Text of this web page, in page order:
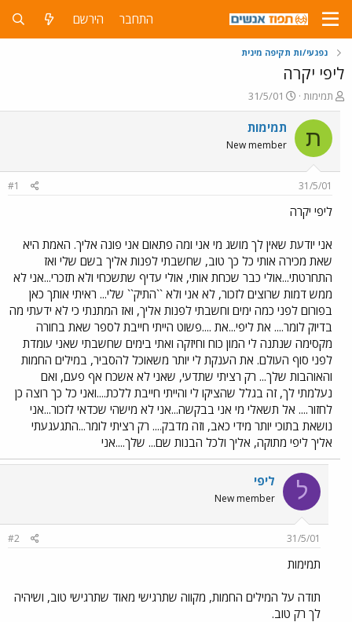
התחבר הירשם
נפגעי/ות תקיפה מינית
ליפי יקרה
פ
ו
ת
ח
ה
ש
א
תמימות
פ
ו
ר
ם
31/5/01
ת תמימות
New member
31/5/01
#1
ליפי יקרה
אני יודעת שאין לך מושג מי אני ומה פתאום אני פונה אליך. האמת היא
שאת מכירה אותי כל כך טוב, שחשבתי לפנות אליך בשם שלי ואז
התחרטתי...אולי כבר שכחת אותי, אולי עדיף שתשכחי ולא תזכרי...אני לא
ממש דמות שרוצים לזכור, לא אני ולא ``התיק`` שלי... ראיתי אותך כאן
בפורום לפני כמה ימים וחשבתי לפנות אליך, ואז המתנתי כי לא ידעתי מה
בדיוק לומר.... את ליפי...את ....פשוט הייתי חייבת לספר שאת בחורה
מקסימה שנתנה לי המון כוח וחיזקה ואתי בימים שחשבתי שאני עומדת
לפני סוף העולם. את הענקת לי יותר משאוכל להסביר, במילים החמות
והאוהבות שלך... רק רציתי שתדעי, שאני לא אשכח אף פעם, ואם
נעלמתי לך, זה בגלל שהציקו לי והייתי חייבת ללכת....ואני כל כך רוצה כן
לחזור.... אל תשאלי מי אני בבקשה...אני לא מישהי שכדאי לזכור...אני
נושאת בתוכי יותר מידי כאב, וזה מדבק.... רק רציתי לומר...התגעגעתי
אליך ליפי מתוקה, אליך ולכל הבנות שם... שלך....אני
ל ליפי
New member
31/5/01
#2
תמימות
תודה על המילים החמות, מקווה שתרגישי מאוד שתרגישי טוב, ושיהיה
לך רק טוב.